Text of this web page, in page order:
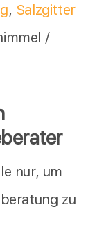
, Salzgitter
/
nur, um
zu